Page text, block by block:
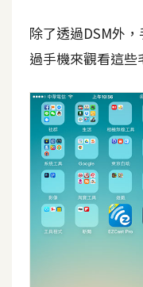
除了透過DSM外
過手機來觀看這些